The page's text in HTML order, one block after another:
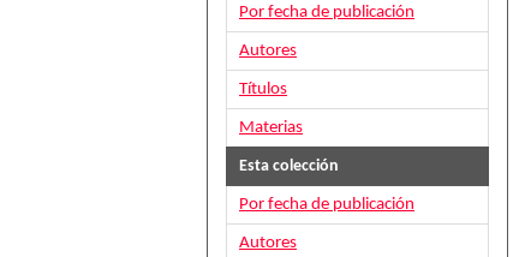
Por fecha de publicación
Autores
Títulos
Materias
Esta colección
Por fecha de publicación
Autores